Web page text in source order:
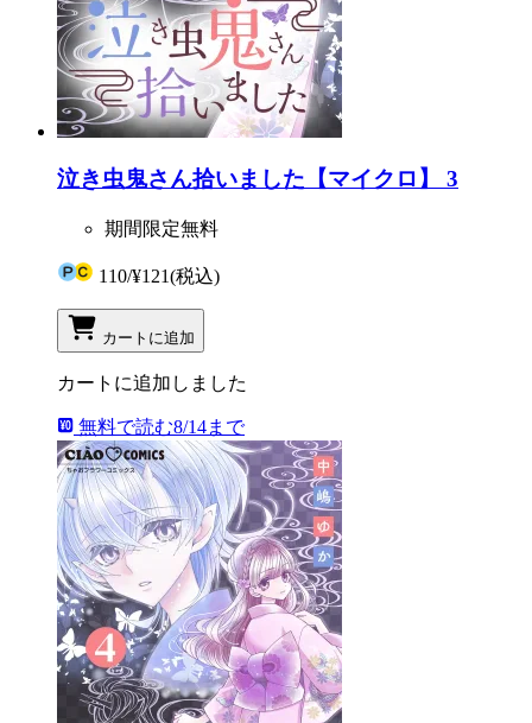
泣き虫鬼さん拾いました【マイクロ】 3
期間限定無料
110/¥121(税込)
カートに追加
カートに追加しました
無料で読む8/14まで